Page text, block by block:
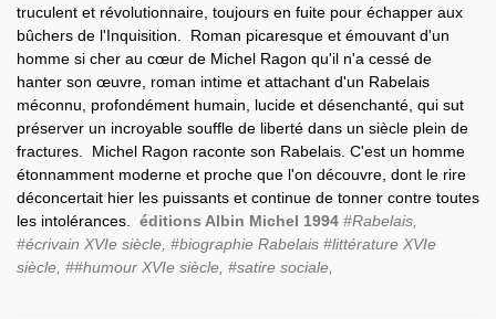
truculent et révolutionnaire, toujours en fuite pour échapper aux
bûchers de l'Inquisition. Roman picaresque et émouvant d'un
homme si cher au cœur de Michel Ragon qu'il n'a cessé de
hanter son œuvre, roman intime et attachant d'un Rabelais
méconnu, profondément humain, lucide et désenchanté, qui sut
préserver un incroyable souffle de liberté dans un siècle plein de
fractures. Michel Ragon raconte son Rabelais. C'est un homme
étonnamment moderne et proche que l'on découvre, dont le rire
déconcertait hier les puissants et continue de tonner contre toutes
les intolérances. éditions Albin Michel 1994 #Rabelais,
#écrivain XVIe siècle, #biographie Rabelais #littérature XVIe
siècle, ##humour XVIe siècle, #satire sociale,